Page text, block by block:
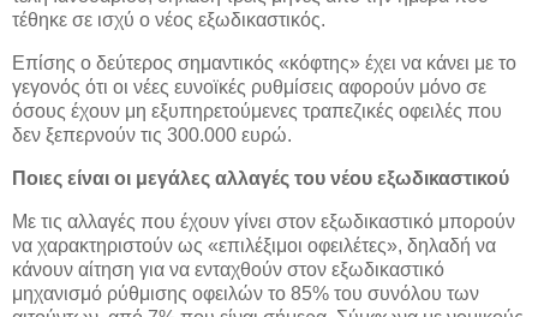
τέθηκε σε ισχύ ο νέος εξωδικαστικός.
Επίσης ο δεύτερος σημαντικός «κόφτης» έχει να κάνει με το
γεγονός ότι οι νέες ευνοϊκές ρυθμίσεις αφορούν μόνο σε
όσους έχουν μη εξυπηρετούμενες τραπεζικές οφειλές που
δεν ξεπερνούν τις 300.000 ευρώ.
Ποιες είναι οι μεγάλες αλλαγές του νέου εξωδικαστικού
Με τις αλλαγές που έχουν γίνει στον εξωδικαστικό μπορούν
να χαρακτηριστούν ως «επιλέξιμοι οφειλέτες», δηλαδή να
κάνουν αίτηση για να ενταχθούν στον εξωδικαστικό
μηχανισμό ρύθμισης οφειλών το 85% του συνόλου των